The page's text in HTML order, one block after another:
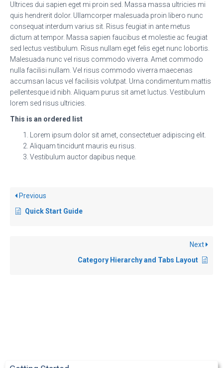
Ultrices dui sapien eget mi proin sed. Massa massa ultricies mi
quis hendrerit dolor. Ullamcorper malesuada proin libero nunc
consequat interdum varius sit. Risus feugiat in ante metus
dictum at tempor. Massa sapien faucibus et molestie ac feugiat
sed lectus vestibulum. Risus nullam eget felis eget nunc lobortis.
Malesuada nunc vel risus commodo viverra. Amet commodo
nulla facilisi nullam. Vel risus commodo viverra maecenas
accumsan lacus vel facilisis volutpat. Urna condimentum mattis
pellentesque id nibh. Aliquam purus sit amet luctus. Vestibulum
lorem sed risus ultricies.
This is an ordered list
Lorem ipsum dolor sit amet, consectetuer adipiscing elit.
Aliquam tincidunt mauris eu risus.
Vestibulum auctor dapibus neque.
Previous
Quick Start Guide
Next
Category Hierarchy and Tabs Layout